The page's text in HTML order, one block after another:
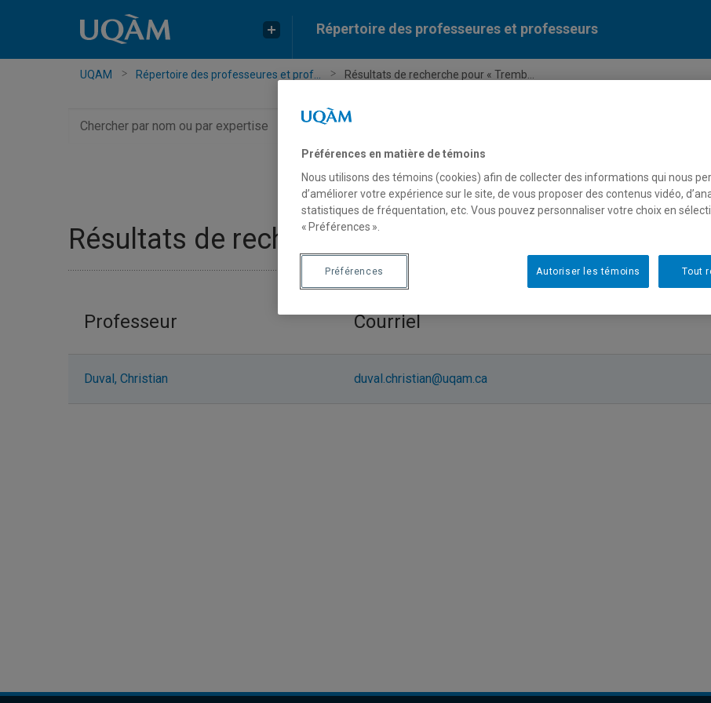
Répertoire des professeures et professeurs
UQAM Répertoire des professeures et prof... Résultats de recherche pour « Tremb...
par
Résultats de recherche pour « Tremblement »
Professeur Courriel
Duval, Christian duval.christian@uqam.ca
Préférences en matière de témoins
Nous utilisons des témoins (cookies) afin de collecter des informations qui nous
d’améliorer votre expérience sur le site, de vous proposer des contenus vidéo,
statistiques de fréquentation, etc. Vous pouvez personnaliser votre choix en
« Préférences ».
Tout
Autoriser les témoins
Préférences